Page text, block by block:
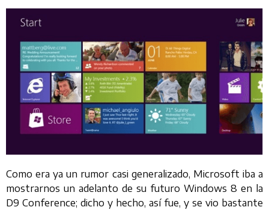
Como era ya un rumor casi generalizado, Microsoft iba a
mostrarnos un adelanto de su futuro Windows 8 en la
D9 Conference; dicho y hecho, así fue, y se vio bastante